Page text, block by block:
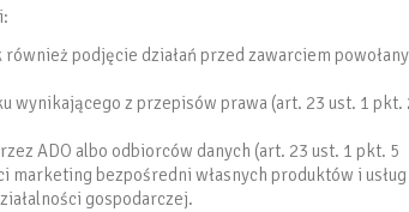
podjęcie działań przed zawarciem
wynikającego z przepisów prawa (art. 23 ust. 1 pkt.
ADO albo odbiorców danych (art. 23 ust. 1 pkt. 5
marketing bezpośredni własnych produktów i usług
gospodarczej.